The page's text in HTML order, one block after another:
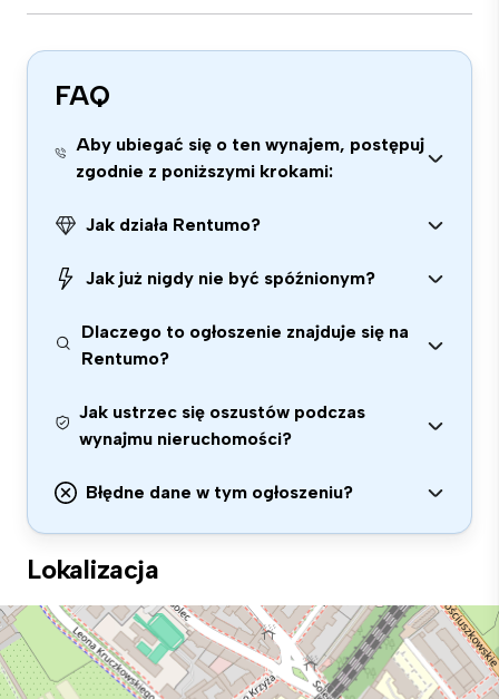
FAQ
Aby ubiegać się o ten wynajem, postępuj
zgodnie z poniższymi krokami:
Jak działa Rentumo?
Jak już nigdy nie być spóźnionym?
Dlaczego to ogłoszenie znajduje się na
Rentumo?
Jak ustrzec się oszustów podczas
wynajmu nieruchomości?
Błędne dane w tym ogłoszeniu?
Lokalizacja